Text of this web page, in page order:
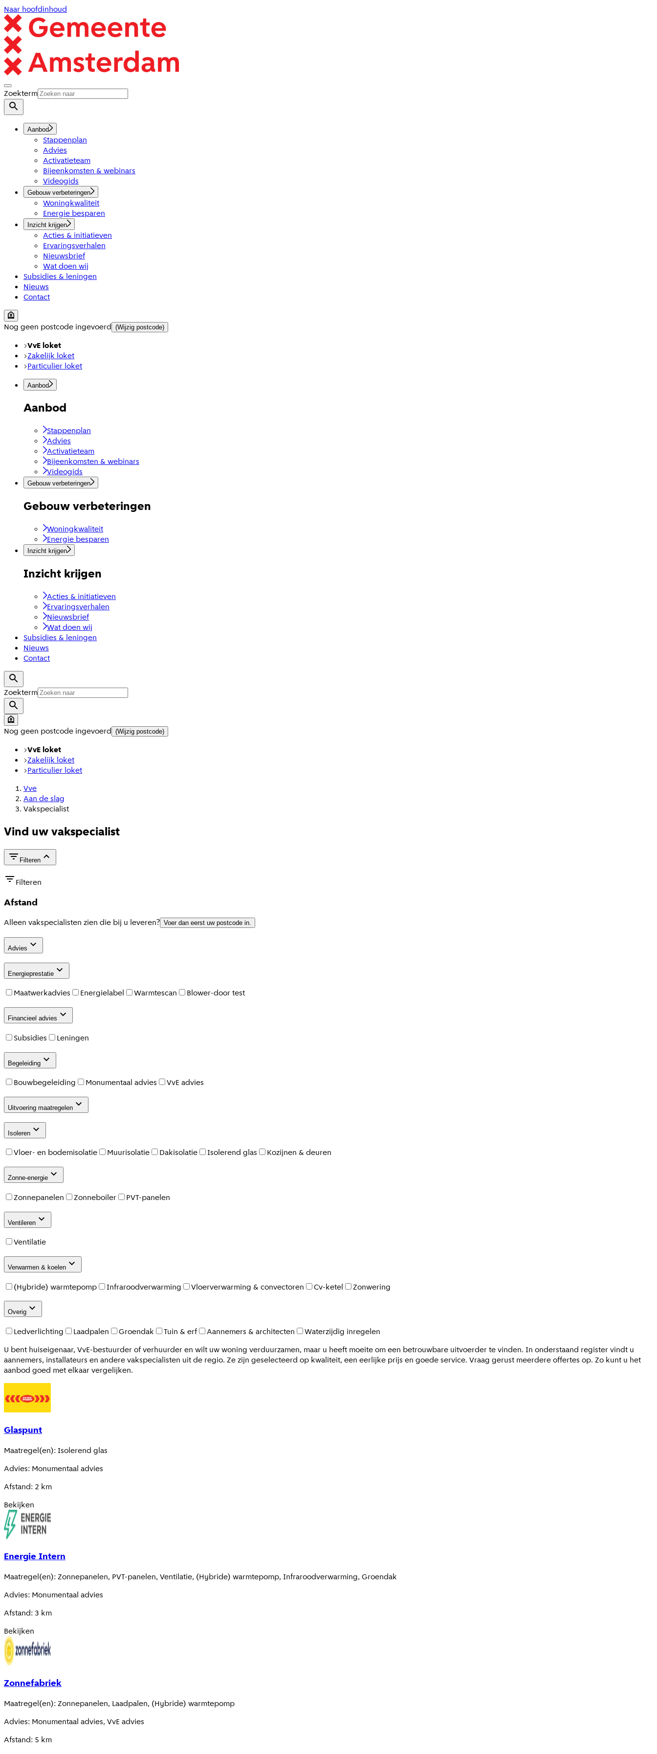
Naar hoofdinhoud
Zoekterm
Aanbod
Stappenplan
Advies
Activatieteam
Bijeenkomsten & webinars
Videogids
Gebouw verbeteringen
Woningkwaliteit
Energie besparen
Inzicht krijgen
Acties & initiatieven
Ervaringsverhalen
Nieuwsbrief
Wat doen wij
Subsidies & leningen
Nieuws
Contact
Nog geen postcode ingevoerd (Wijzig postcode)
VvE loket
Zakelijk loket
Particulier loket
Aanbod
Aanbod
Stappenplan
Advies
Activatieteam
Bijeenkomsten & webinars
Videogids
Gebouw verbeteringen
Gebouw verbeteringen
Woningkwaliteit
Energie besparen
Inzicht krijgen
Inzicht krijgen
Acties & initiatieven
Ervaringsverhalen
Nieuwsbrief
Wat doen wij
Subsidies & leningen
Nieuws
Contact
Zoekterm
Nog geen postcode ingevoerd (Wijzig postcode)
VvE loket
Zakelijk loket
Particulier loket
Vve
Aan de slag
Vakspecialist
Vind uw vakspecialist
Filteren
Filteren
Afstand
Alleen vakspecialisten zien die bij u leveren? Voer dan eerst uw postcode in.
Advies
Energieprestatie
Maatwerkadvies Energielabel Warmtescan Blower-door test
Financieel advies
Subsidies Leningen
Begeleiding
Bouwbegeleiding Monumentaal advies VvE advies
Uitvoering maatregelen
Isoleren
Vloer- en bodemisolatie Muurisolatie Dakisolatie Isolerend glas Kozijnen & deuren
Zonne-energie
Zonnepanelen Zonneboiler PVT-panelen
Ventileren
Ventilatie
Verwarmen & koelen
(Hybride) warmtepomp Infraroodverwarming Vloerverwarming & convectoren Cv-ketel Zonwering
Overig
Ledverlichting Laadpalen Groendak Tuin & erf Aannemers & architecten
Waterzijdig inregelen
U bent huiseigenaar, VvE-bestuurder of verhuurder en wilt uw woning verduurzamen, maar u heeft moeite om een betrouwbare uitvoerder te vinden. In onderstaand register vindt u
aannemers, installateurs en andere vakspecialisten uit de regio. Ze zijn geselecteerd op kwaliteit, een eerlijke prijs en goede service. Vraag gerust meerdere offertes op. Zo kunt u het
aanbod goed met elkaar vergelijken.
Glaspunt
Maatregel(en): Isolerend glas
Advies: Monumentaal advies
Afstand: 2 km
Bekijken
Energie Intern
Maatregel(en): Zonnepanelen, PVT-panelen, Ventilatie, (Hybride) warmtepomp, Infraroodverwarming, Groendak
Advies: Monumentaal advies
Afstand: 3 km
Bekijken
Zonnefabriek
Maatregel(en): Zonnepanelen, Laadpalen, (Hybride) warmtepomp
Advies: Monumentaal advies, VvE advies
Afstand: 5 km